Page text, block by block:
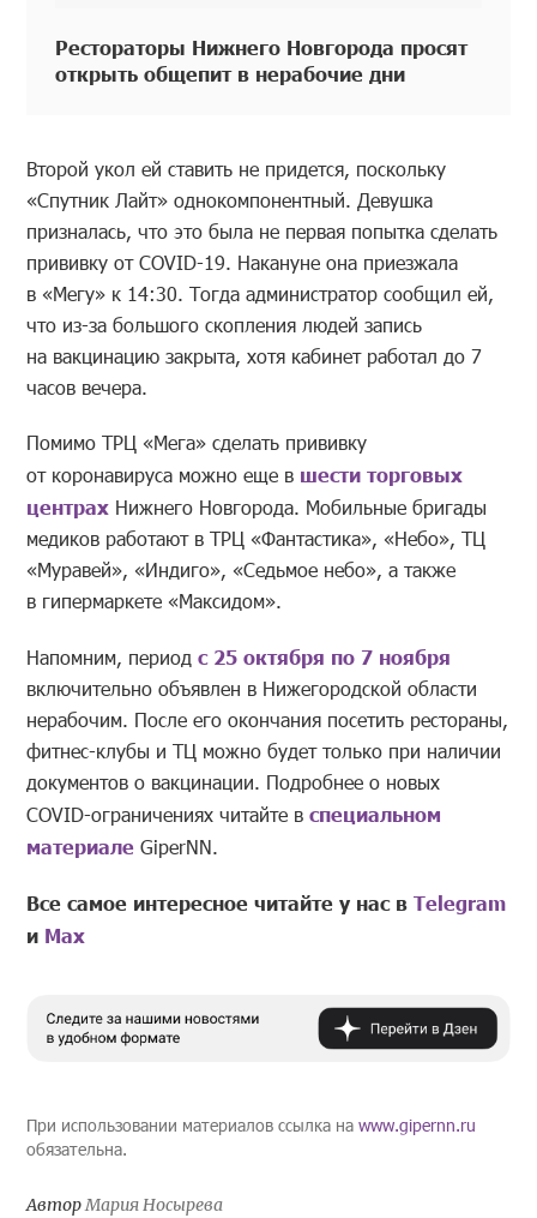
Рестораторы Нижнего Новгорода просят
открыть общепит в нерабочие дни
Второй укол ей ставить не придется, поскольку
«Спутник Лайт» однокомпонентный. Девушка
призналась, что это была не первая попытка сделать
прививку от COVID-19. Накануне она приезжала
в «Мегу» к 14:30. Тогда администратор сообщил ей,
что из-за большого скопления людей запись
на вакцинацию закрыта, хотя кабинет работал до 7
часов вечера.
Помимо ТРЦ «Мега» сделать прививку
от коронавируса можно еще в шести торговых
центрах Нижнего Новгорода. Мобильные бригады
медиков работают в ТРЦ «Фантастика», «Небо», ТЦ
«Муравей», «Индиго», «Седьмое небо», а также
в гипермаркете «Максидом».
Напомним, периодс 25 октября по 7 ноября
включительно объявлен в Нижегородской области
нерабочим. После его окончания посетить рестораны,
фитнес-клубы и ТЦ можно будет только при наличии
документов о вакцинации. Подробнее о новых
COVID-ограничениях читайте вспециальном
материале GiperNN.
Все самое интересное читайте у нас вTelegram
и Mах
При использовании материалов ссылка наwww.gipernn.ru
обязательна.
АвторМария Носырева